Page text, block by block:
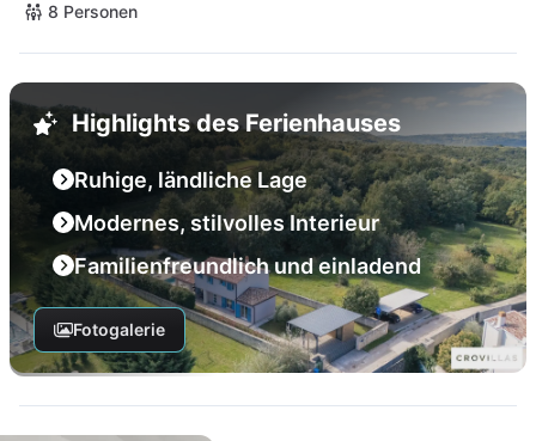
8 Personen
Highlights des Ferienhauses
Ruhige, ländliche Lage
Modernes, stilvolles Interieur
Familienfreundlich und einladend
Fotogalerie